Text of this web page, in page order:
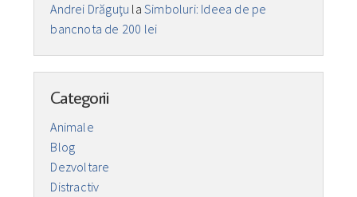
Andrei Drăguţu laSimboluri: Ideea de pe
bancnota de 200 lei
Categorii
Animale
Blog
Dezvoltare
Distractiv